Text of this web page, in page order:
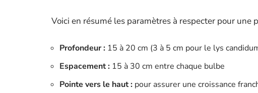
Voici en résumé les paramètres à respecter pour une
Profondeur : 15 à 20 cm (3 à 5 cm pour le lys
Espacement : 15 à 30 cm entre chaque bulbe
Pointe vers le haut : pour assurer une croissance